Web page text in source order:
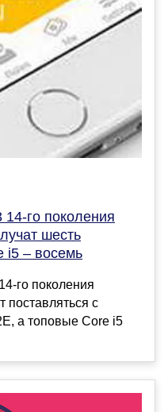
го поколения
шесть
i5 – восемь
го поколения
поставляться с
а топовые Core i5